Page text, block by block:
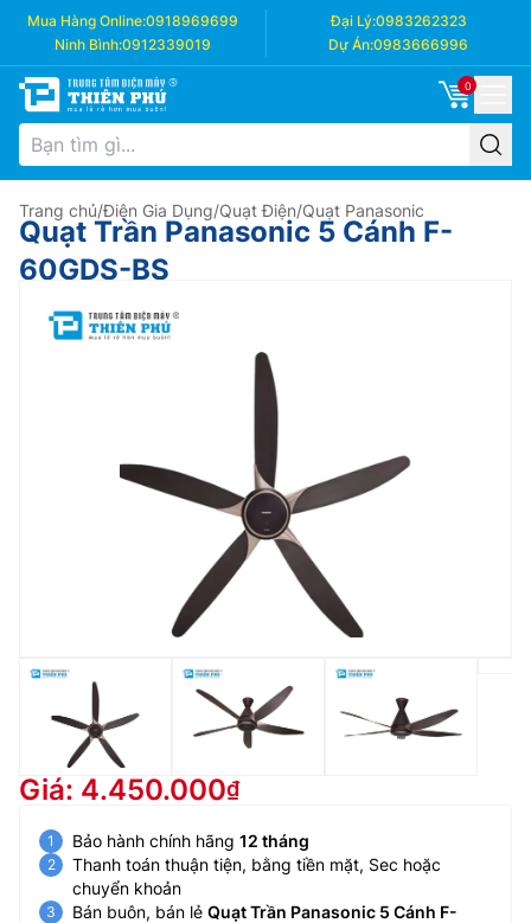
Mua Hàng Online:0918969699 Đại Lý:0983262323
Ninh Bình:0912339019 Dự Án:0983666996
0
Trang chủ/Điện Gia Dụng/Quạt Điện/Quạt Panasonic
Quạt Trần Panasonic 5 Cánh F-
60GDS-BS
Giá: 4.450.000
Bảo hành chính hãng 12 tháng
Thanh toán thuận tiện, bằng tiền mặt, Sec hoặc
chuyển khoản
Bán buôn, bán lẻ Quạt Trần Panasonic 5 Cánh F-